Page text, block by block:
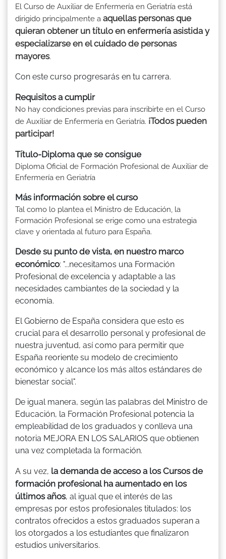
El Curso de Auxiliar de Enfermería en Geriatría está
dirigido principalmente a aquellas personas que
quieran obtener un título en enfermería asistida y
especializarse en el cuidado de personas
mayores.
Con este curso progresarás en tu carrera.
Requisitos a cumplir
No hay condiciones previas para inscribirte en el Curso
de Auxiliar de Enfermería en Geriatría. ¡Todos pueden
participar!
Título-Diploma que se consigue
Diploma Oficial de Formación Profesional de Auxiliar de
Enfermería en Geriatría
Más información sobre el curso
Tal como lo plantea el Ministro de Educación, la
Formación Profesional se erige como una estrategia
clave y orientada al futuro para España.
Desde su punto de vista, en nuestro marco
económico: "...necesitamos una Formación
Profesional de excelencia y adaptable a las
necesidades cambiantes de la sociedad y la
economía.
El Gobierno de España considera que esto es
crucial para el desarrollo personal y profesional de
nuestra juventud, así como para permitir que
España reoriente su modelo de crecimiento
económico y alcance los más altos estándares de
bienestar social".
De igual manera, según las palabras del Ministro de
Educación, la Formación Profesional potencia la
empleabilidad de los graduados y conlleva una
notoria MEJORA EN LOS SALARIOS que obtienen
una vez completada la formación.
A su vez, la demanda de acceso a los Cursos de
formación profesional ha aumentado en los
últimos años, al igual que el interés de las
empresas por estos profesionales titulados: los
contratos ofrecidos a estos graduados superan a
los otorgados a los estudiantes que finalizaron
estudios universitarios.